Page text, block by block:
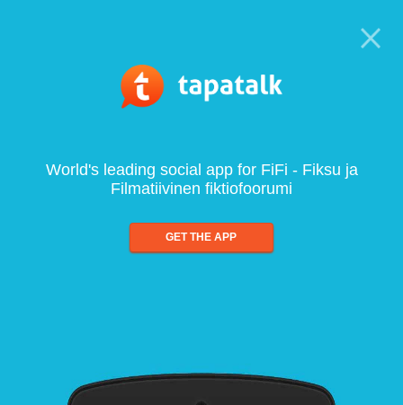
World's leading social app for FiFi - Fiksu ja
Filmatiivinen fiktiofoorumi
GET THE APP